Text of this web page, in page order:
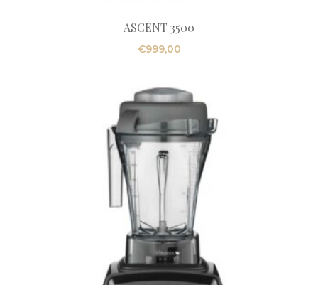
ASCENT 3500
€999,00